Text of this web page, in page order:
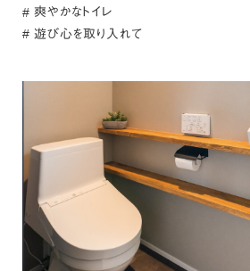
爽やかなトイレ
遊び心を取り入れて